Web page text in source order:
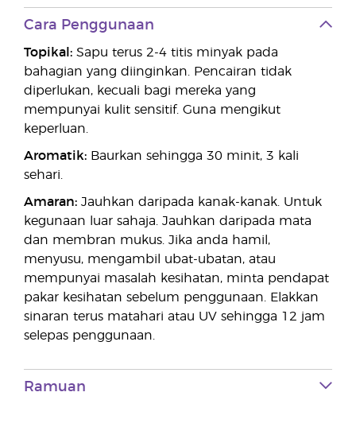
Cara Penggunaan
Topikal: Sapu terus 2-4 titis minyak pada
bahagian yang diinginkan. Pencairan tidak
diperlukan, kecuali bagi mereka yang
mempunyai kulit sensitif. Guna mengikut
keperluan.
Aromatik: Baurkan sehingga 30 minit, 3 kali
sehari.
Amaran: Jauhkan daripada kanak-kanak. Untuk
kegunaan luar sahaja. Jauhkan daripada mata
dan membran mukus. Jika anda hamil,
menyusu, mengambil ubat-ubatan, atau
mempunyai masalah kesihatan, minta pendapat
pakar kesihatan sebelum penggunaan. Elakkan
sinaran terus matahari atau UV sehingga 12 jam
selepas penggunaan.
Ramuan